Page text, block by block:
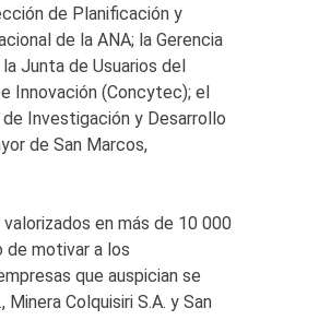
de Planificación y
de la ANA; la Gerencia
Junta de Usuarios del
Innovación (Concytec); el
Investigación y Desarrollo
de San Marcos,
en más de 10 000
de motivar a los
que auspician se
Colquisiri S.A. y San